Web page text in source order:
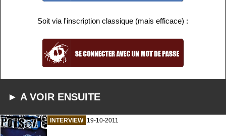
Soit via l'inscription classique (mais efficace) :
► A VOIR ENSUITE
INTERVIEW 19-10-2011